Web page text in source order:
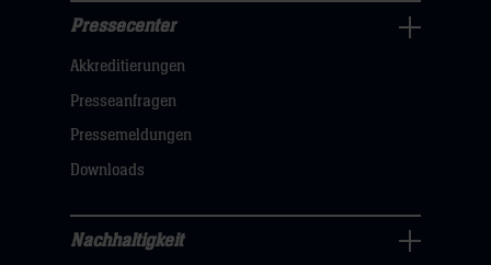
Navigation
öffnen,
dann
hier
Pressecenter
Akkreditierungen
Presseanfragen
Pressemeldungen
Downloads
Nachhaltigkeit
Nachhaltigkeit